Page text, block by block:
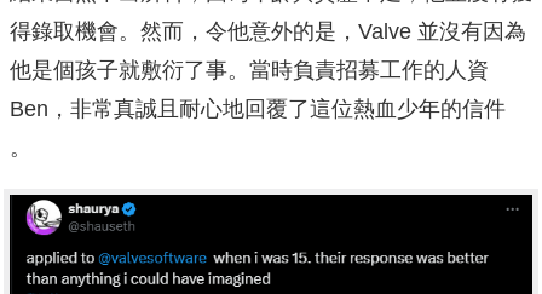
得錄取機會。然而，令他意外的是，Valve 並沒有因為
他是個孩子就敷衍了事。當時負責招募工作的人資
Ben，非常真誠且耐心地回覆了這位熱血少年的信件
。